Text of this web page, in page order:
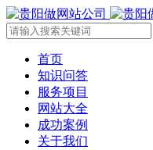
首页
知识问答
服务项目
网站大全
成功案例
关于我们